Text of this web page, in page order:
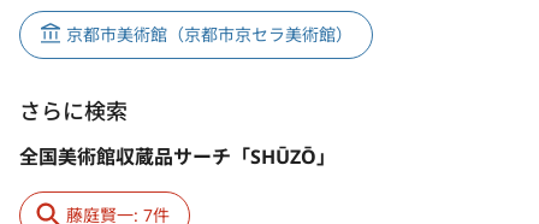
京都市美術館（京都市京セラ美術館）
さらに検索
全国美術館収蔵品サーチ「SHŪZŌ」
藤庭賢一: 7件